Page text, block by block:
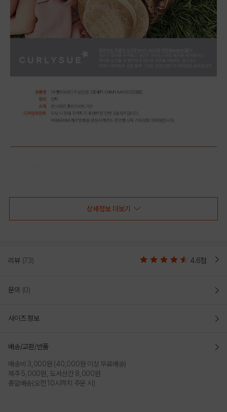
상세정보 더보기
리뷰 (73) 4.6점
문의 (0)
사이즈 정보
배송/교환/반품
배송비 3,000원 (40,000원 이상 무료배송)
제주 5,000원, 도서산간 8,000원
총알배송(오전 10시까지 주문 시)